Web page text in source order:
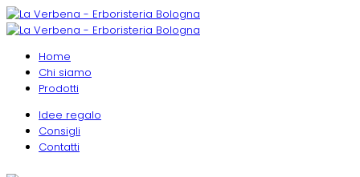
Home
Chi siamo
Prodotti
Idee regalo
Consigli
Contatti